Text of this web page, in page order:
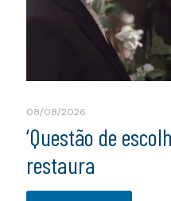
08/08/2026
‘Questão de
restaura